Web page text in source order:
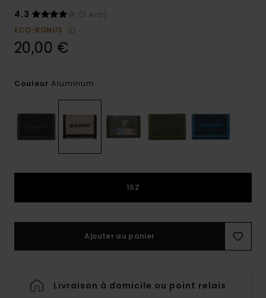
4.3
(3 Avis)
ECO-BONUS
20,00 €
Couleur Aluminum
1SZ
Ajouter au panier
Livraison à domicile ou point relais